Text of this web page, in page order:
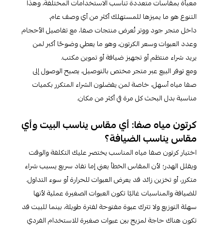
معبأة بمقاسات متعددة تناسب الاستخدامات المختلفة، وهذا
التنوع هو ما يميزها للمستهلك أكثر من أي وصف عام.
داخل متجر جود ووتر تُعرض منتجات صفا، مع تفاصيل الأحجام
وعدد العبوات وسعر الكرتون، وهو ما يعطي وضوحًا أكبر لمن
يريد شراء منتظم أو تجهيز ضيافة أو تموين مكتب. ​
ومع توفر البيع عبر متجر مختص بالتوصيل، يصبح الوصول إلى
صفا مياه أسهل، خاصة لمن يفضلون الشراء المتكرر بكميات
مناسبة بدل البحث كل مرة في أكثر من مكان.
كرتون مياه صفا: أي مقاس يناسب البيت وأي
مقاس يناسب الضيافة؟
اختيار كرتون صفا مياه المناسب يختصر عليك التكلفة والوقت
ويقلل الهدر؛ لأن المقاس الخطأ يعني إما نفاد سريع يسبب شراء
متكرر، أو تخزين زائد قد يعرض العبوات للحرارة أو سوء التداول.
للضيافة والمناسبات غالبًا تكون العبوات الصغيرة عملية لأنها
سهلة التوزيع ولا تترك عبوة مفتوحة لفترة طويلة، بينما للبيت قد
تكون هناك حاجة لمزيج بين عبوات صغيرة للاستخدام الفردي